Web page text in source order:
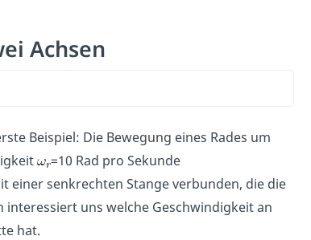
Achsen
Beispiel: Die Bewegung eines Rades um
=10 Rad pro Sekunde
einer senkrechten Stange verbunden, die die
interessiert uns welche Geschwindigkeit an
hat.